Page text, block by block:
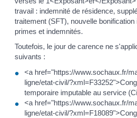
travail : indemnité de résidence,
traitement (SFT), nouvelle bonification
primes et indemnités.
Toutefois, le jour de carence ne
suivants :
<a href="https://www.sochaux.fr/
ligne/etat-civil/
temporaire imputable au service
<a href="https://www.sochaux.fr/
ligne/etat-civil/